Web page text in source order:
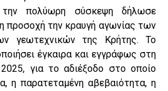
πολύωρη σύσκεψη δήλωσε
προσοχή την κραυγή αγωνίας των
γεωτεχνικών της Κρήτης. Το
έγκαιρα και εγγράφως στη
για το αδιέξοδο στο οποίο
η παρατεταμένη αβεβαιότητα, η